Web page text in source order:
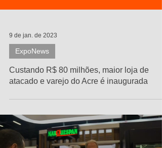
9 de jan. de 2023
ExpoNews
atacado e varejo do Acre é inaugurada